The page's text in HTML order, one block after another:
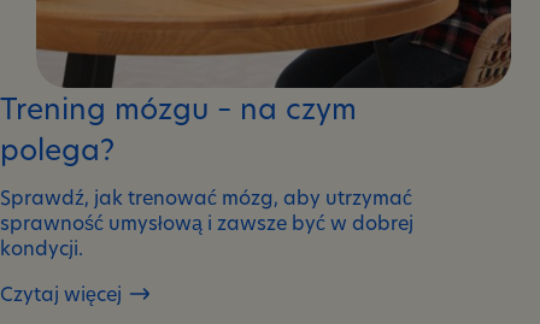
Trening mózgu – na czym
polega?
Sprawdź, jak trenować mózg, aby utrzymać
sprawność umysłową i zawsze być w dobrej
kondycji.
Czytaj więcej
Trening